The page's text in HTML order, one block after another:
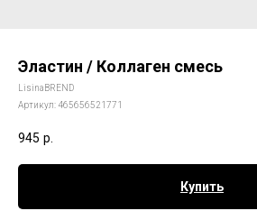
Эластин / Коллаген смесь
LisinaBREND
Артикул:465656521771
945 р.
Купить